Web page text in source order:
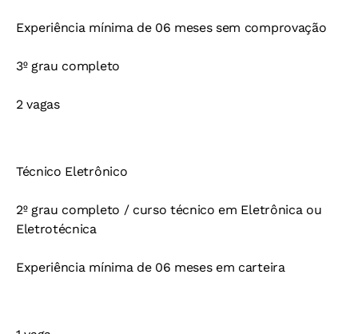
Experiência mínima de 06 meses sem comprovação
3º grau completo
2 vagas
Técnico Eletrônico
2º grau completo / curso técnico em Eletrônica ou
Eletrotécnica
Experiência mínima de 06 meses em carteira